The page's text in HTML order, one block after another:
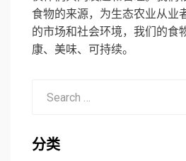
食物的来源，为生态农业从业
的市场和社会环境，我们的食
康、美味、可持续。
分类